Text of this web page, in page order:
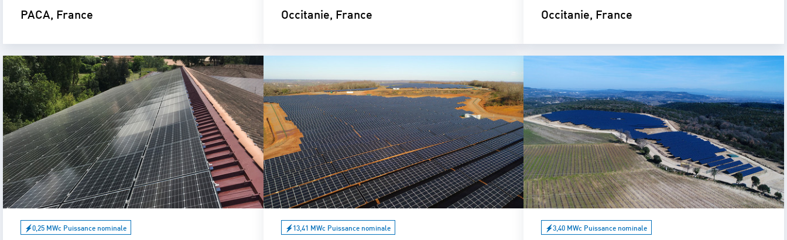
PACA, France Occitanie, France Occitanie, France
0,25 MWc Puissance nominale 13,41 MWc Puissance nominale 3,40 MWc Puissance nominale